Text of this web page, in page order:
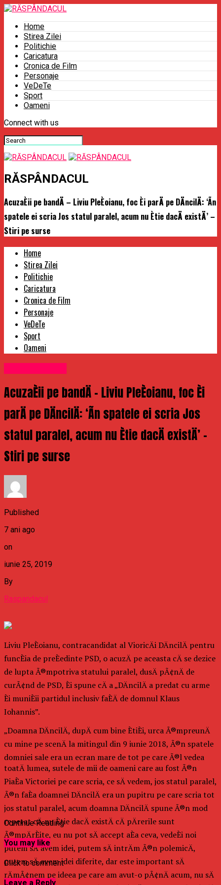
Home
Stirea Zilei
Politichie
Caricatura
Cronica de Film
Personaje
VeDeTe
Sport
Oameni
Connect with us
RĂSPÂNDACUL
AcuzaÈii pe bandÄ – Liviu PleÈoianu, foc Èi parÄ pe DÄncilÄ: ‘Ãn
spatele ei scria Jos statul paralel, acum nu Ètie dacÄ existÄ’ –
Stiri pe surse
Home
Stirea Zilei
Politichie
Caricatura
Cronica de Film
Personaje
VeDeTe
Sport
Oameni
AcuzaÈii pe bandÄ – Liviu PleÈoianu, foc Èi
parÄ pe DÄncilÄ: ‘Ãn spatele ei scria Jos
statul paralel, acum nu Ètie dacÄ existÄ’ –
Stiri pe surse
Published
7 ani ago
on
iunie 25, 2019
By
Raspandacul
Liviu PleÈoianu, contracandidat al VioricÄi DÄncilÄ pentru
funcÈia de preÈedinte PSD, o acuzÄ pe aceasta cÄ se dezice
de lupta Ã®mpotriva statului paralel, dusÄ pÃ¢nÄ de
curÃ¢nd de PSD, Èi spune cÄ a „DÄncilÄ a predat cu arme
Èi muniÈii partidul inclusiv faÈÄ de domnul Klaus
Iohannis”.
„Doamna DÄncilÄ, dupÄ cum bine ÈtiÈi, urca Ã®mpreunÄ
cu mine pe scenÄ la mitingul din 9 iunie 2018, Ã®n spatele
domniei sale era un ecran mare de tot pe care Ã®l vedea
toatÄ lumea, sutele de mii de oameni care au fost Ã®n
PiaÈa Victoriei pe care scria, ce sÄ vedem, jos statul paralel,
Ã®n faÈa doamnei DÄncilÄ era un pupitru pe care scria tot
jos statul paralel, acum doamna DÄncilÄ spune Ã®n mod
repetat cÄ nu Ètie dacÄ existÄ cÄ pÄrerile sunt
Ã®mpÄrÈite, eu nu pot sÄ accept aÈa ceva, vedeÈi noi
putem sÄ avem idei, putem sÄ intrÄm Ã®n polemicÄ,
putem sÄ avem idei diferite, dar este important sÄ
rÄmÃ¢nem pe ideea pe care am avut-o pÃ¢nÄ acum, nu sÄ
Continue Reading
You may like
Click to comment
Leave a Reply